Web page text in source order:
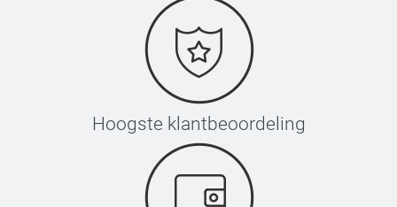
Hoogste klantbeoordeling